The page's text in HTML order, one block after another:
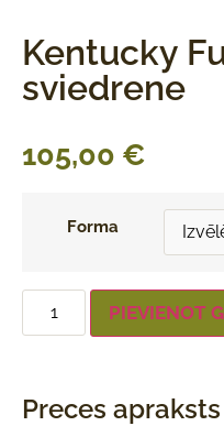
Kentucky
sviedrene
105,00 €
Forma
PIEVIENOT
Preces apraksts